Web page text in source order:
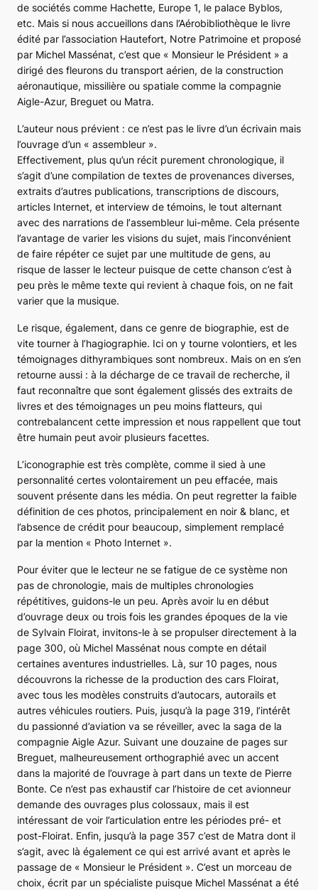
de sociétés comme Hachette, Europe 1, le palace Byblos,
etc. Mais si nous accueillons dans l’Aérobibliothèque le livre
édité par l’association Hautefort, Notre Patrimoine et proposé
par Michel Massénat, c’est que « Monsieur le Président » a
dirigé des fleurons du transport aérien, de la construction
aéronautique, missilière ou spatiale comme la compagnie
Aigle-Azur, Breguet ou Matra.
L’auteur nous prévient : ce n’est pas le livre d’un écrivain mais
l’ouvrage d’un « assembleur ».
Effectivement, plus qu’un récit purement chronologique, il
s’agit d’une compilation de textes de provenances diverses,
extraits d’autres publications, transcriptions de discours,
articles Internet, et interview de témoins, le tout alternant
avec des narrations de l’assembleur lui-même. Cela présente
l’avantage de varier les visions du sujet, mais l’inconvénient
de faire répéter ce sujet par une multitude de gens, au
risque de lasser le lecteur puisque de cette chanson c’est à
peu près le même texte qui revient à chaque fois, on ne fait
varier que la musique.
Le risque, également, dans ce genre de biographie, est de
vite tourner à l’hagiographie. Ici on y tourne volontiers, et les
témoignages dithyrambiques sont nombreux. Mais on en s’en
retourne aussi : à la décharge de ce travail de recherche, il
faut reconnaître que sont également glissés des extraits de
livres et des témoignages un peu moins flatteurs, qui
contrebalancent cette impression et nous rappellent que tout
être humain peut avoir plusieurs facettes.
L’iconographie est très complète, comme il sied à une
personnalité certes volontairement un peu effacée, mais
souvent présente dans les média. On peut regretter la faible
définition de ces photos, principalement en noir & blanc, et
l’absence de crédit pour beaucoup, simplement remplacé
par la mention « Photo Internet ».
Pour éviter que le lecteur ne se fatigue de ce système non
pas de chronologie, mais de multiples chronologies
répétitives, guidons-le un peu. Après avoir lu en début
d’ouvrage deux ou trois fois les grandes époques de la vie
de Sylvain Floirat, invitons-le à se propulser directement à la
page 300, où Michel Massénat nous compte en détail
certaines aventures industrielles. Là, sur 10 pages, nous
découvrons la richesse de la production des cars Floirat,
avec tous les modèles construits d’autocars, autorails et
autres véhicules routiers. Puis, jusqu’à la page 319, l’intérêt
du passionné d’aviation va se réveiller, avec la saga de la
compagnie Aigle Azur. Suivant une douzaine de pages sur
Breguet, malheureusement orthographié avec un accent
dans la majorité de l’ouvrage à part dans un texte de Pierre
Bonte. Ce n’est pas exhaustif car l’histoire de cet avionneur
demande des ouvrages plus colossaux, mais il est
intéressant de voir l’articulation entre les périodes pré- et
post-Floirat. Enfin, jusqu’à la page 357 c’est de Matra dont il
s’agit, avec là également ce qui est arrivé avant et après le
passage de « Monsieur le Président ». C’est un morceau de
choix, écrit par un spécialiste puisque Michel Massénat a été